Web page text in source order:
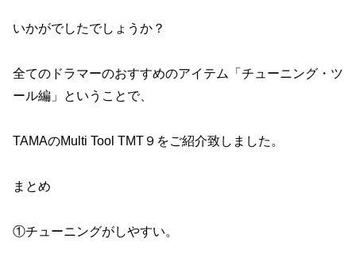
いかがでしたでしょうか？
全てのドラマーのおすすめのアイテム「チューニング・ツ
ール編」ということで、
TAMAのMulti Tool TMT９をご紹介致しました。
まとめ
①チューニングがしやすい。